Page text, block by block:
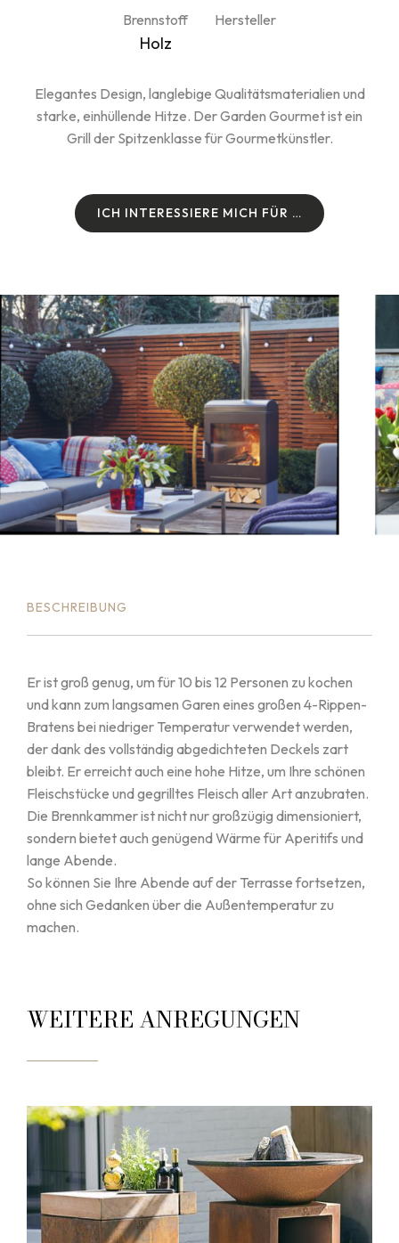
Brennstoff
Holz
Hersteller
Elegantes Design, langlebige Qualitätsmaterialien und
starke, einhüllende Hitze. Der Garden Gourmet ist ein
Grill der Spitzenklasse für Gourmetkünstler.
ICH INTERESSIERE MICH FÜR …
ICH INTERESSIERE MICH FÜR …
BESCHREIBUNG
Er ist groß genug, um für 10 bis 12 Personen zu kochen
und kann zum langsamen Garen eines großen 4-Rippen-
Bratens bei niedriger Temperatur verwendet werden,
der dank des vollständig abgedichteten Deckels zart
bleibt. Er erreicht auch eine hohe Hitze, um Ihre schönen
Fleischstücke und gegrilltes Fleisch aller Art anzubraten.
Die Brennkammer ist nicht nur großzügig dimensioniert,
sondern bietet auch genügend Wärme für Aperitifs und
lange Abende.
So können Sie Ihre Abende auf der Terrasse fortsetzen,
ohne sich Gedanken über die Außentemperatur zu
machen.
WEITERE ANREGUNGEN